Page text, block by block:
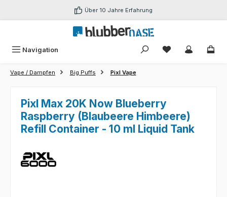
Zum Hauptinhalt springen Über 10 Jahre Erfahrung
Navigation Du hast 0
Vape / Dampfen Big Puffs Pixl Vape
Pixl Max 20K Now Blueberry
Raspberry (Blaubeere Himbeere)
Refill Container - 10 ml Liquid Tank